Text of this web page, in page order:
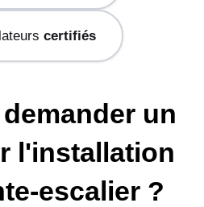
certifiés
un
l'installation
escalier ?